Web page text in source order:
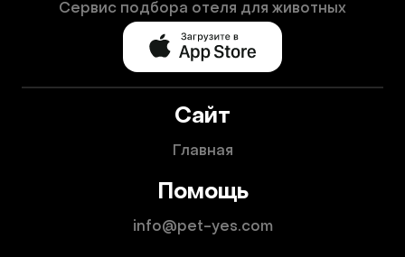
Сервис подбора отеля для животных
Сайт
Главная
Помощь
info@pet-yes.com